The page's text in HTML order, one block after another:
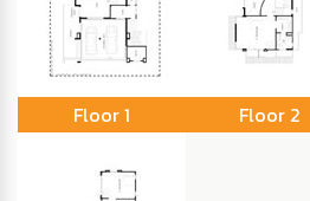
Floor 1 Floor 2